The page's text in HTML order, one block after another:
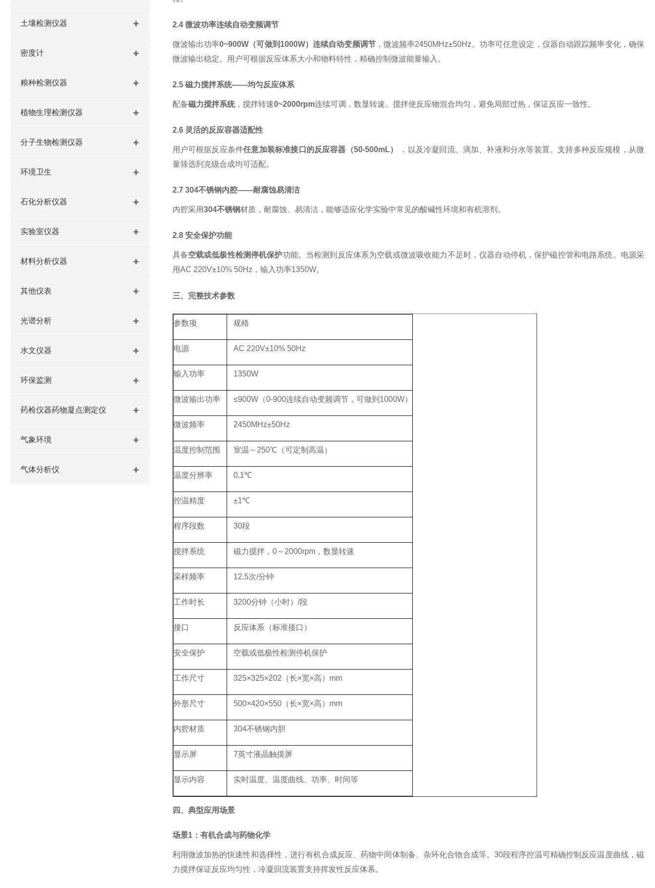
2.4 微波功率连续自动变频调节
微波输出功率0~900W（可做到1000W）连续自动变频调节，微波频率2450MHz±50Hz。功率可任意设定，仪器自动跟踪频率变化，确保
微波输出稳定。用户可根据反应体系大小和物料特性，精确控制微波能量输入。
2.5 磁力搅拌系统——均匀反应体系
配备磁力搅拌系统，搅拌转速0~2000rpm连续可调，数显转速。搅拌使反应物混合均匀，避免局部过热，保证反应一致性。
2.6 灵活的反应容器适配性
用户可根据反应条件任意加装标准接口的反应容器（50-500mL）
，以及冷凝回流、滴加、补液和分水等装置。支持多种反应规模，从微
量筛选到克级合成均可适配。
2.7 304不锈钢内腔——耐腐蚀易清洁
内腔采用304不锈钢材质，耐腐蚀、易清洁，能够适应化学实验中常见的酸碱性环境和有机溶剂。
2.8 安全保护功能
具备空载或低极性检测停机保护功能。当检测到反应体系为空载或微波吸收能力不足时，仪器自动停机，保护磁控管和电路系统。电源采
用AC 220V±10% 50Hz，输入功率1350W。
三、完整技术参数
参数项 规格
电源 AC 220V±10% 50Hz
输入功率 1350W
微波输出功率 ≤900W（0-900连续自动变频调节，可做到1000W）
微波频率 2450MHz±50Hz
温度控制范围 室温～ 250℃（可定制高温）
温度分辨率 0.1℃
控温精度 ±1℃
程序段数 30段
搅拌系统 磁力搅拌， 0～2000rpm，数显转速
采样频率 12.5次/分钟
工作时长 3200分钟（小时）/段
接口 反应体系（标准接口）
安全保护 空载或低极性检测停机保护
工作尺寸 325×325×202（长×宽×高）mm
外形尺寸 500×420×550（长×宽×高）mm
内腔材质 304不锈钢内胆
显示屏 7英寸液晶触摸屏
显示内容 实时温度、温度曲线、功率、时间等
四、典型应用场景
场景1：有机合成与药物化学
利用微波加热的快速性和选择性，进行有机合成反应、药物中间体制备、杂环化合物合成等。30段程序控温可精确控制反应温度曲线，磁
力搅拌保证反应均匀性，冷凝回流装置支持挥发性反应体系。
土壤检测仪器
密度计
粮种检测仪器
植物生理检测仪器
分子生物检测仪器
环境卫生
石化分析仪器
实验室仪器
材料分析仪器
其他仪表
光谱分析
水文仪器
环保监测
药检仪器药物凝点测定仪
气象环境
气体分析仪